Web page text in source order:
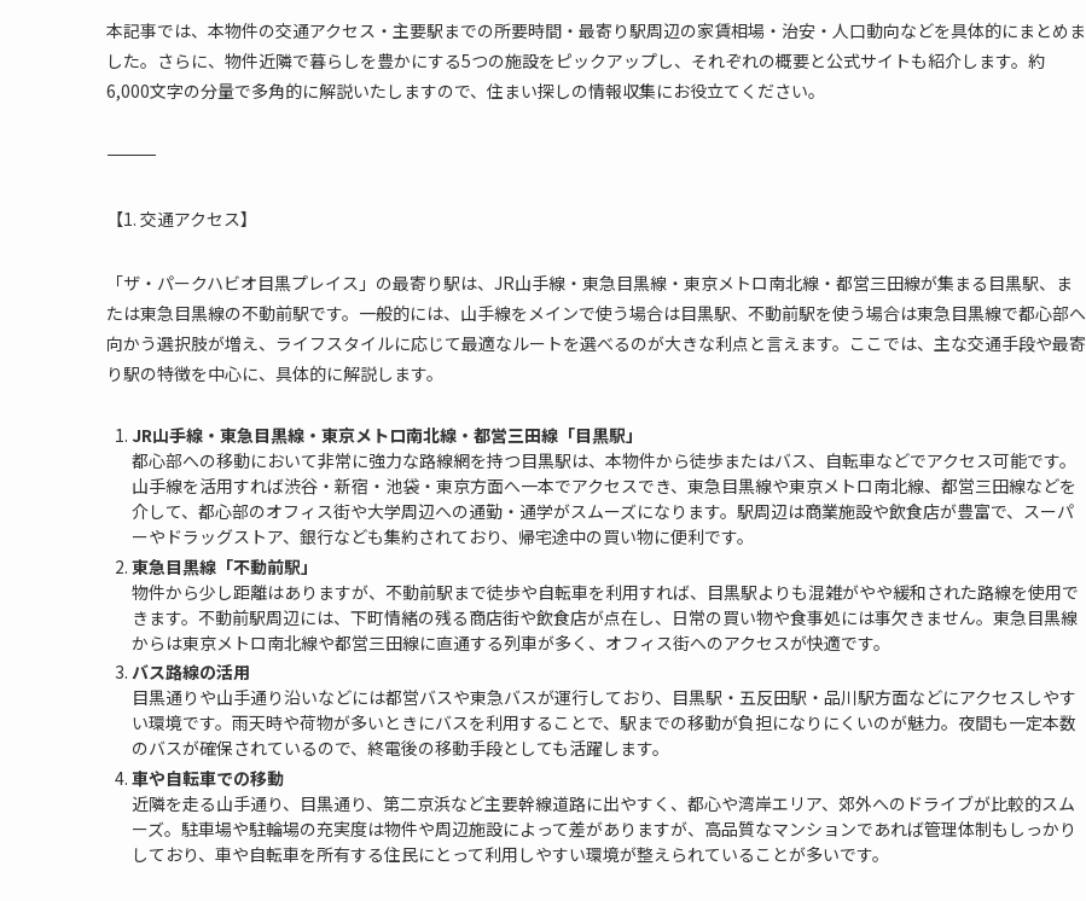
本記事では、本物件の交通アクセス・主要駅までの所要時間・最寄り駅周辺の家賃相場・治安・人口動向などを具体的にまとめま
した。さらに、物件近隣で暮らしを豊かにする5つの施設をピックアップし、それぞれの概要と公式サイトも紹介します。約
6,000文字の分量で多角的に解説いたしますので、住まい探しの情報収集にお役立てください。
―――――――――――――――――――――――――――――――――――――
【1. 交通アクセス】
「ザ・パークハビオ目黒プレイス」の最寄り駅は、JR山手線・東急目黒線・東京メトロ南北線・都営三田線が集まる目黒駅、ま
たは東急目黒線の不動前駅です。一般的には、山手線をメインで使う場合は目黒駅、不動前駅を使う場合は東急目黒線で都心部へ
向かう選択肢が増え、ライフスタイルに応じて最適なルートを選べるのが大きな利点と言えます。ここでは、主な交通手段や最寄
り駅の特徴を中心に、具体的に解説します。
JR山手線・東急目黒線・東京メトロ南北線・都営三田線「目黒駅」
都心部への移動において非常に強力な路線網を持つ目黒駅は、本物件から徒歩またはバス、自転車などでアクセス可能です。
山手線を活用すれば渋谷・新宿・池袋・東京方面へ一本でアクセスでき、東急目黒線や東京メトロ南北線、都営三田線などを
介して、都心部のオフィス街や大学周辺への通勤・通学がスムーズになります。駅周辺は商業施設や飲食店が豊富で、スーパ
ーやドラッグストア、銀行なども集約されており、帰宅途中の買い物に便利です。
東急目黒線「不動前駅」
物件から少し距離はありますが、不動前駅まで徒歩や自転車を利用すれば、目黒駅よりも混雑がやや緩和された路線を使用で
きます。不動前駅周辺には、下町情緒の残る商店街や飲食店が点在し、日常の買い物や食事処には事欠きません。東急目黒線
からは東京メトロ南北線や都営三田線に直通する列車が多く、オフィス街へのアクセスが快適です。
バス路線の活用
目黒通りや山手通り沿いなどには都営バスや東急バスが運行しており、目黒駅・五反田駅・品川駅方面などにアクセスしやす
い環境です。雨天時や荷物が多いときにバスを利用することで、駅までの移動が負担になりにくいのが魅力。夜間も一定本数
のバスが確保されているので、終電後の移動手段としても活躍します。
車や自転車での移動
近隣を走る山手通り、目黒通り、第二京浜など主要幹線道路に出やすく、都心や湾岸エリア、郊外へのドライブが比較的スム
ーズ。駐車場や駐輪場の充実度は物件や周辺施設によって差がありますが、高品質なマンションであれば管理体制もしっかり
しており、車や自転車を所有する住民にとって利用しやすい環境が整えられていることが多いです。